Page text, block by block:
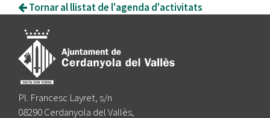
Tornar al llistat de l'agenda d'activitats
Pl. Francesc Layret, s/n
08290 Cerdanyola del Vallès,